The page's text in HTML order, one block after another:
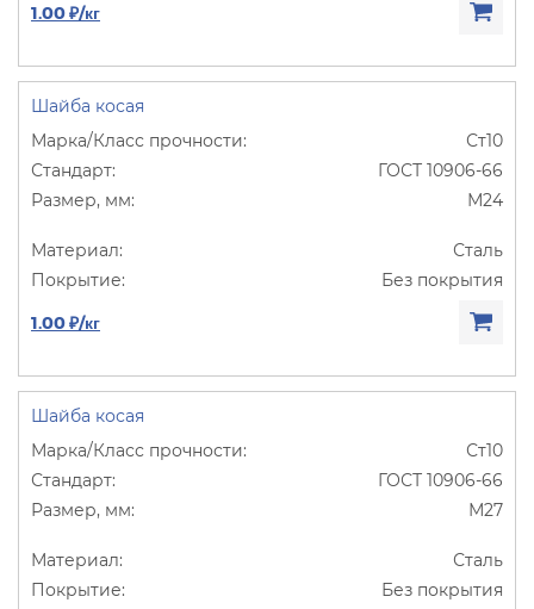
1.00 ₽/кг
Шайба косая
Ст10
ГОСТ 10906-66
М24
Сталь
Без покрытия
1.00 ₽/кг
Шайба косая
Ст10
ГОСТ 10906-66
М27
Сталь
Без покрытия